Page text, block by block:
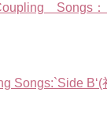
Songs
Songs:`Side